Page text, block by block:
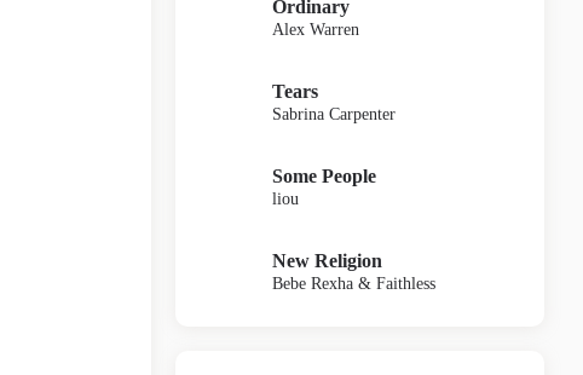
Ordinary
Alex Warren
Tears
Sabrina Carpenter
Some People
liou
New Religion
Bebe Rexha & Faithless